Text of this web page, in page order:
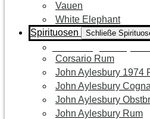
Vauen
White Elephant
Spirituosen
Schließe
Corsario Rum
John Aylesbury 1974
John Aylesbury
John Aylesbury
John Aylesbury Rum